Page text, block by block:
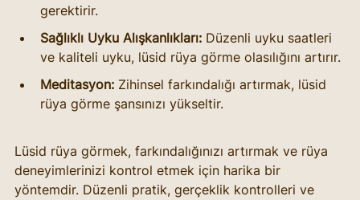
gerektirir.
Sağlıklı Uyku Alışkanlıkları: Düzenli uyku saatleri
ve kaliteli uyku, lüsid rüya görme olasılığını artırır.
Meditasyon: Zihinsel farkındalığı artırmak, lüsid
rüya görme şansınızı yükseltir.
Lüsid rüya görmek, farkındalığınızı artırmak ve rüya
deneyimlerinizi kontrol etmek için harika bir
yöntemdir. Düzenli pratik, gerçeklik kontrolleri ve